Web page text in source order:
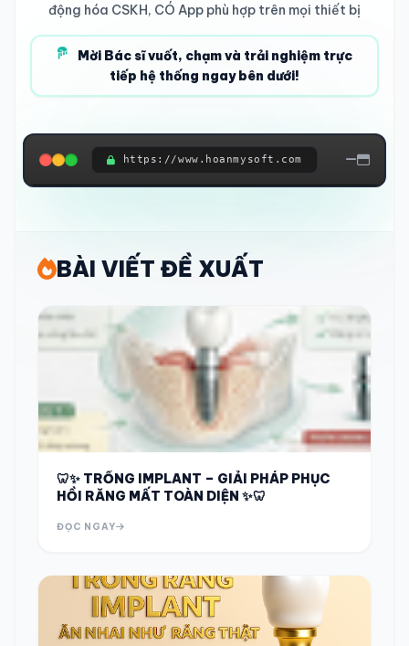
động hóa CSKH, CÓ App phù hợp trên mọi thiết bị
Mời Bác sĩ vuốt, chạm và trải nghiệm trực
tiếp hệ thống ngay bên dưới!
https://www.hoanmysoft.com
BÀI VIẾT ĐỀ XUẤT
🦷✨ TRỒNG IMPLANT – GIẢI PHÁP PHỤC
HỒI RĂNG MẤT TOÀN DIỆN ✨🦷
ĐỌC NGAY